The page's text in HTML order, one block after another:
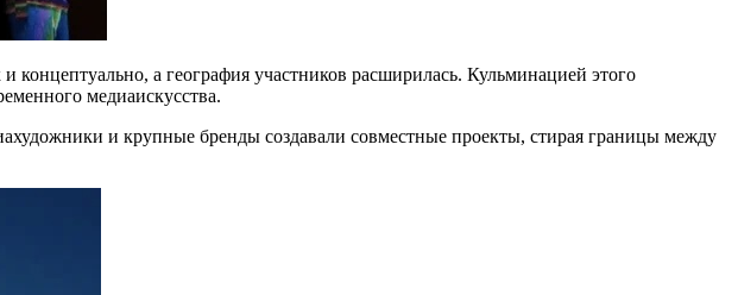
концептуально, а география участников расширилась. Кульминацией этого
медиаискусства.
и крупные бренды создавали совместные проекты, стирая границы между